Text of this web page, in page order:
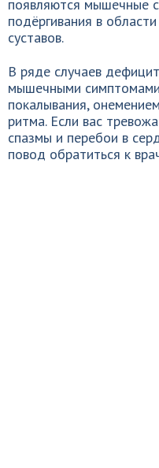
появляются мышечные
подёргивания в
суставов.
В ряде случаев
мышечными
покалывания,
ритма. Если вас
спазмы и перебои в
повод обратиться к